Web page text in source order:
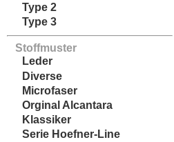
Type 2
Type 3
Stoffmuster
Leder
Diverse
Microfaser
Orginal Alcantara
Klassiker
Serie Hoefner-Line